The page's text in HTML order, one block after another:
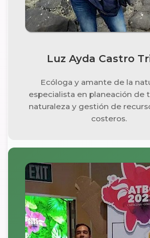
Luz Ayda Castro
Ecóloga y amante de la
especialista en planeación de
naturaleza y gestión de
costeros.